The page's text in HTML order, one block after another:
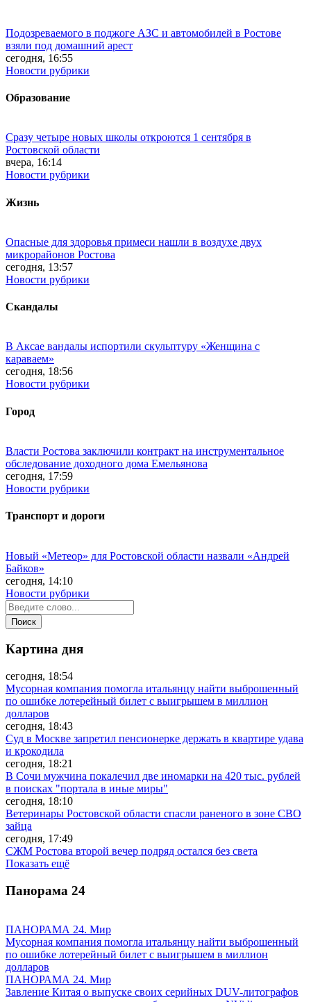
Подозреваемого в поджоге АЗС и автомобилей в Ростове
взяли под домашний арест
сегодня, 16:55
Новости рубрики
Образование
Сразу четыре новых школы откроются 1 сентября в
Ростовской области
вчера, 16:14
Новости рубрики
Жизнь
Опасные для здоровья примеси нашли в воздухе двух
микрорайонов Ростова
сегодня, 13:57
Новости рубрики
Скандалы
В Аксае вандалы испортили скульптуру «Женщина с
караваем»
сегодня, 18:56
Новости рубрики
Город
Власти Ростова заключили контракт на инструментальное
обследование доходного дома Емельянова
сегодня, 17:59
Новости рубрики
Транспорт и дороги
Новый «Метеор» для Ростовской области назвали «Андрей
Байков»
сегодня, 14:10
Новости рубрики
Картина дня
сегодня, 18:54
Мусорная компания помогла итальянцу найти выброшенный
по ошибке лотерейный билет с выигрышем в миллион
долларов
сегодня, 18:43
Суд в Москве запретил пенсионерке держать в квартире удава
и крокодила
сегодня, 18:21
В Сочи мужчина покалечил две иномарки на 420 тыс. рублей
в поисках "портала в иные миры"
сегодня, 18:10
Ветеринары Ростовской области спасли раненого в зоне СВО
зайца
сегодня, 17:49
СЖМ Ростова второй вечер подряд остался без света
Показать ещё
Панорама 24
ПАНОРАМА 24. Мир
Мусорная компания помогла итальянцу найти выброшенный
по ошибке лотерейный билет с выигрышем в миллион
долларов
ПАНОРАМА 24. Мир
Завление Китая о выпуске своих серийных DUV-литографов